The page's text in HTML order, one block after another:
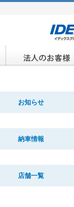
お知らせ
納車情報
店舗一覧